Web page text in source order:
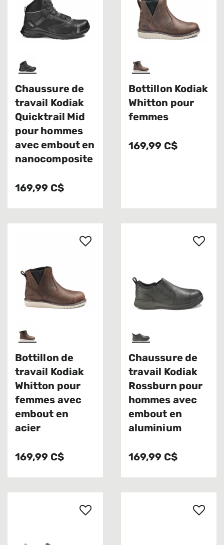
Chaussure de
travail Kodiak
Quicktrail Mid
pour hommes
avec embout en
nanocomposite
169,99 C$
Bottillon Kodiak
Whitton pour
femmes
169,99 C$
Bottillon de
travail Kodiak
Whitton pour
femmes avec
embout en
acier
169,99 C$
Chaussure de
travail Kodiak
Rossburn pour
hommes avec
embout en
aluminium
169,99 C$